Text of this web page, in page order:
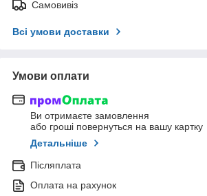
Самовивіз
Всі умови доставки
Умови оплати
Ви отримаєте замовлення
або гроші повернуться на вашу картку
Детальніше
Післяплата
Оплата на рахунок